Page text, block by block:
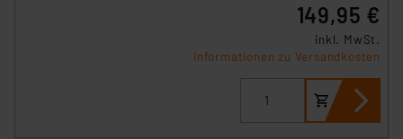
149,95 €
inkl. MwSt.
Informationen zu Versandkosten